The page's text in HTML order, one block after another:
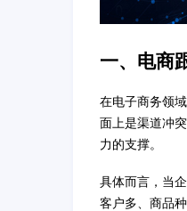
一、电商
在电子商务领
面上是渠道冲
力的支撑。
具体而言，当
客户多、商品